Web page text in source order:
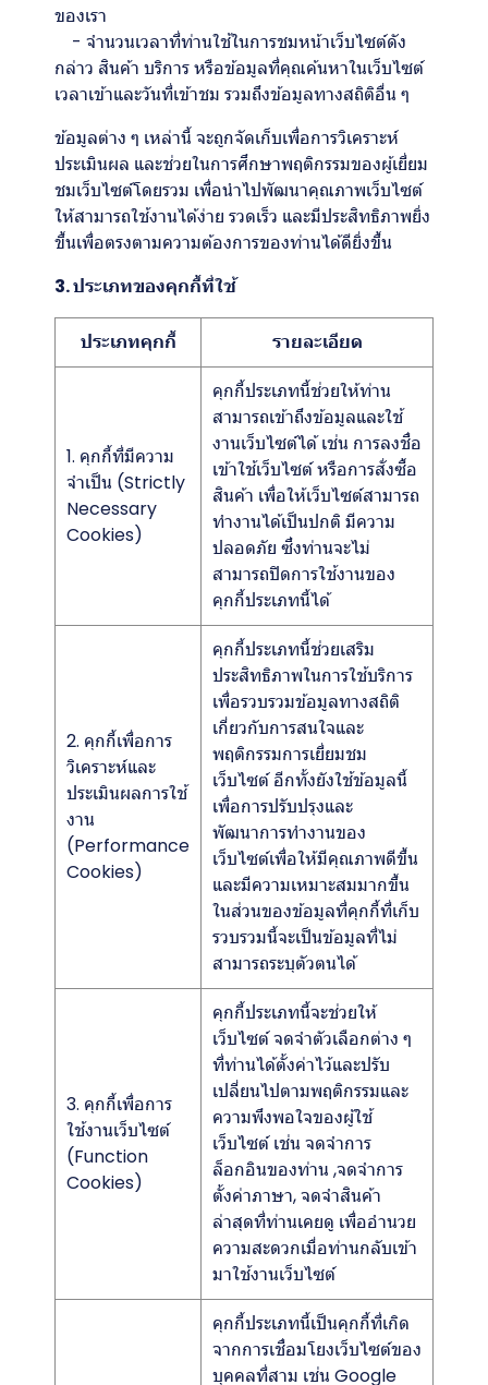
ของเรา
- จำนวนเวลาที่ท่านใช้ในการชมหน้าเว็บไซต์ดัง
กล่าว สินค้า บริการ หรือข้อมูลที่คุณค้นหาในเว็บไซต์
เวลาเข้าและวันที่เข้าชม รวมถึงข้อมูลทางสถิติอื่น ๆ
ข้อมูลต่าง ๆ เหล่านี้ จะถูกจัดเก็บเพื่อการวิเคราะห์
ประเมินผล และช่วยในการศึกษาพฤติกรรมของผู้เยี่ยม
ชมเว็บไซต์โดยรวม เพื่อนำไปพัฒนาคุณภาพเว็บไซต์
ให้สามารถใช้งานได้ง่าย รวดเร็ว และมีประสิทธิภาพยิ่ง
ขึ้นเพื่อตรงตามความต้องการของท่านได้ดียิ่งขึ้น
3. ประเภทของคุกกี้ที่ใช้
ประเภทคุกกี้ รายละเอียด
1. คุกกี้ที่มีความ
จำเป็น (Strictly
Necessary
Cookies)
คุกกี้ประเภทนี้ช่วยให้ท่าน
สามารถเข้าถึงข้อมูลและใช้
งานเว็บไซต์ได้ เช่น การลงชื่อ
เข้าใช้เว็บไซต์ หรือการสั่งซื้อ
สินค้า เพื่อให้เว็บไซต์สามารถ
ทำงานได้เป็นปกติ มีความ
ปลอดภัย ซึ่งท่านจะไม่
สามารถปิดการใช้งานของ
คุกกี้ประเภทนี้ได้
2. คุกกี้เพื่อการ
วิเคราะห์และ
ประเมินผลการใช้
งาน
(Performance
Cookies)
คุกกี้ประเภทนี้ช่วยเสริม
ประสิทธิภาพในการใช้บริการ
เพื่อรวบรวมข้อมูลทางสถิติ
เกี่ยวกับการสนใจและ
พฤติกรรมการเยี่ยมชม
เว็บไซต์ อีกทั้งยังใช้ข้อมูลนี้
เพื่อการปรับปรุงและ
พัฒนาการทำงานของ
เว็บไซต์เพื่อให้มีคุณภาพดีขึ้น
และมีความเหมาะสมมากขึ้น
ในส่วนของข้อมูลที่คุกกี้ที่เก็บ
รวบรวมนี้จะเป็นข้อมูลที่ไม่
สามารถระบุตัวตนได้
3. คุกกี้เพื่อการ
ใช้งานเว็บไซต์
(Function
Cookies)
คุกกี้ประเภทนี้จะช่วยให้
เว็บไซต์ จดจำตัวเลือกต่าง ๆ
ที่ท่านได้ตั้งค่าไว้และปรับ
เปลี่ยนไปตามพฤติกรรมและ
ความพึงพอใจของผู้ใช้
เว็บไซต์ เช่น จดจำการ
ล็อกอินของท่าน ,จดจำการ
ตั้งค่าภาษา, จดจำสินค้า
ล่าสุดที่ท่านเคยดู เพื่ออำนวย
ความสะดวกเมื่อท่านกลับเข้า
มาใช้งานเว็บไซต์
คุกกี้ประเภทนี้เป็นคุกกี้ที่เกิด
จากการเชื่อมโยงเว็บไซต์ของ
บุคคลที่สาม เช่น Google